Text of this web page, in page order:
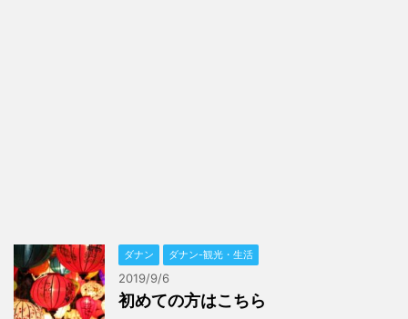
ダナン ダナン-観光・生活
2019/9/6
初めての方はこちら